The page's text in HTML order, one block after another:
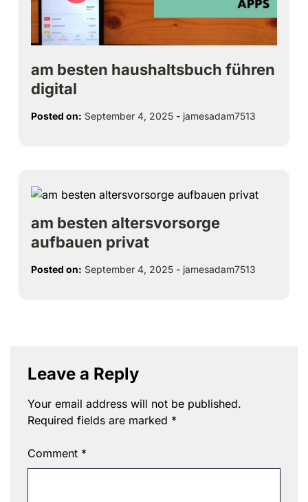
am besten haushaltsbuch führen
digital
Posted on: September 4, 2025 - jamesadam7513
am besten altersvorsorge
aufbauen privat
Posted on: September 4, 2025 - jamesadam7513
Leave a Reply
Your email address will not be published.
Required fields are marked *
Comment *